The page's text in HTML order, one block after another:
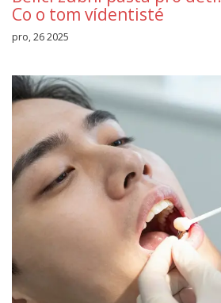
Co o tom vídentisté
pro, 26 2025